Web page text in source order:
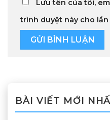
Lưu tên của tôi,
trình duyệt này cho
BÀI VIẾT MỚI